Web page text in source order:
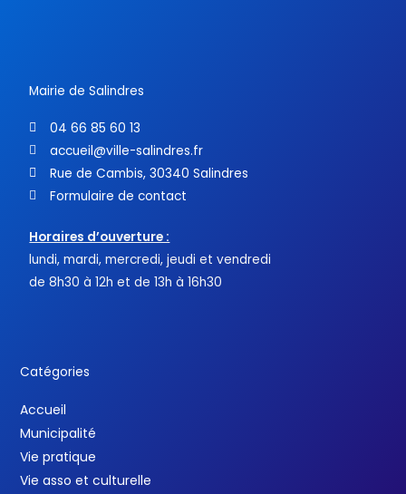
Mairie de Salindres
04 66 85 60 13
accueil@ville-salindres.fr
Rue de Cambis, 30340 Salindres
Formulaire de contact
Horaires d’ouverture :
lundi, mardi, mercredi, jeudi et vendredi
de 8h30 à 12h et de 13h à 16h30
Catégories
Accueil
Municipalité
Vie pratique
Vie asso et culturelle